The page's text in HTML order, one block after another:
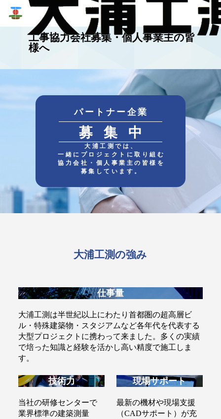
工事協力会社募集・個人事業主の皆
様へ
PARTNER
パートナー企業
募集中
大浦工測では、
一緒にプロジェクトに取り組む
協力会社・個人事業主の皆様を
募集しています。
大浦工測の強み
仕事量
大浦工測は半世紀以上にわたり首都圏の超高層ビ
ル・特殊建築物・スタジアムなど各年代を代表する
大型プロジェクトに携わって来ました。多くの実績
で培った知識と経験を活かし高い精度で施工しま
す。
技術力
当社の研修センターで
業界標準の建築測量
現場サポート
最新の機材や現場支援
（CADサポート）が充